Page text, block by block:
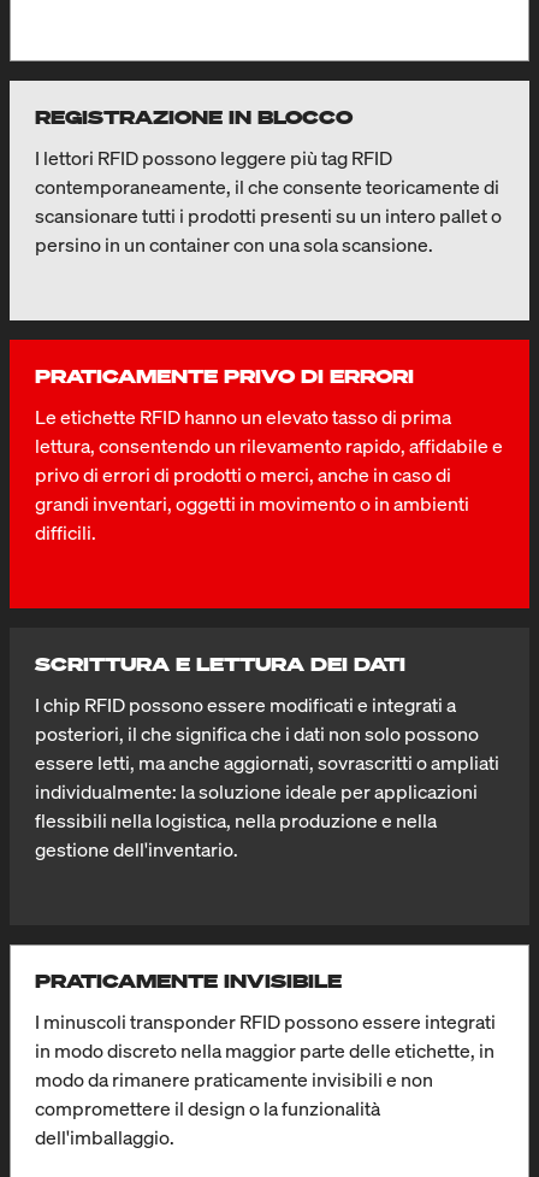
REGISTRAZIONE IN BLOCCO
I lettori RFID possono leggere più tag RFID
contemporaneamente, il che consente teoricamente di
scansionare tutti i prodotti presenti su un intero pallet o
persino in un container con una sola scansione.
PRATICAMENTE PRIVO DI ERRORI
Le etichette RFID hanno un elevato tasso di prima
lettura, consentendo un rilevamento rapido, affidabile e
privo di errori di prodotti o merci, anche in caso di
grandi inventari, oggetti in movimento o in ambienti
difficili.
SCRITTURA E LETTURA DEI DATI
I chip RFID possono essere modificati e integrati a
posteriori, il che significa che i dati non solo possono
essere letti, ma anche aggiornati, sovrascritti o ampliati
individualmente: la soluzione ideale per applicazioni
flessibili nella logistica, nella produzione e nella
gestione dell'inventario.
PRATICAMENTE INVISIBILE
I minuscoli transponder RFID possono essere integrati
in modo discreto nella maggior parte delle etichette, in
modo da rimanere praticamente invisibili e non
compromettere il design o la funzionalità
dell'imballaggio.